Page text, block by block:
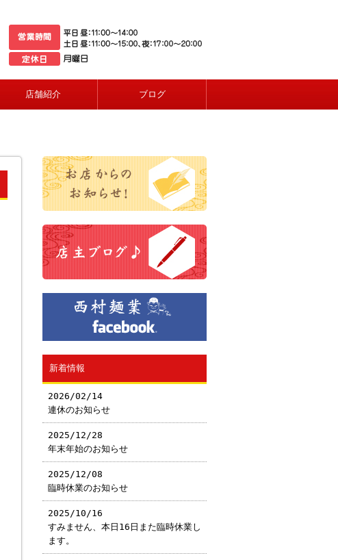
店舗紹介 ブログ
新着情報
2026/02/14
連休のお知らせ
2025/12/28
年末年始のお知らせ
2025/12/08
臨時休業のお知らせ
2025/10/16
すみません、本日16日また臨時休業し
ます。